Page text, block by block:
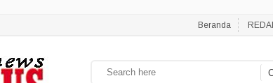
Beranda